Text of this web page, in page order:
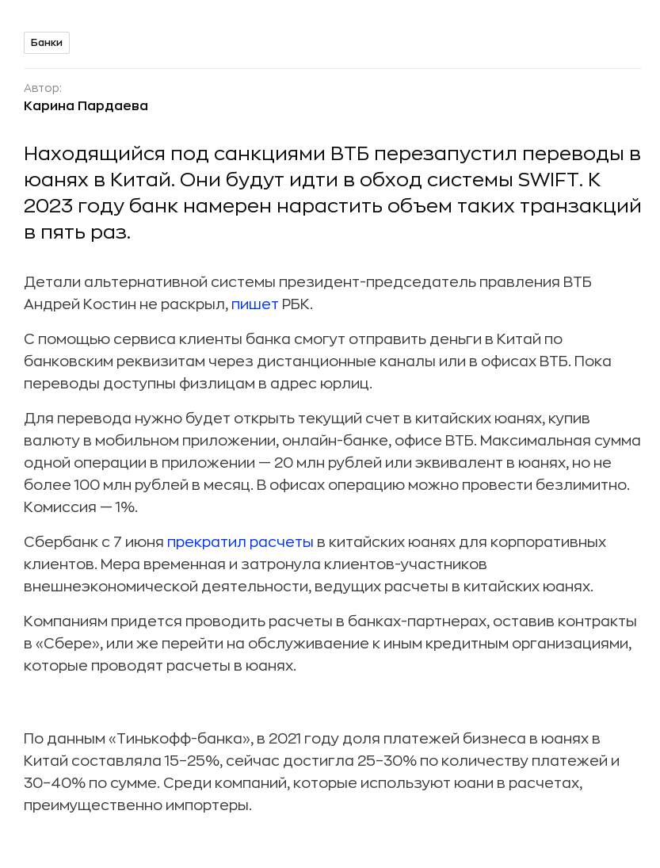
Банки
Автор:
Карина Пардаева
Находящийся под санкциями ВТБ перезапустил переводы в
юанях в Китай. Они будут идти в обход системы SWIFT. К
2023 году банк намерен нарастить объем таких транзакций
в пять раз.
Детали альтернативной системы президент-председатель правления ВТБ
Андрей Костин не раскрыл, пишет РБК.
С помощью сервиса клиенты банка смогут отправить деньги в Китай по
банковским реквизитам через дистанционные каналы или в офисах ВТБ. Пока
переводы доступны физлицам в адрес юрлиц.
Для перевода нужно будет открыть текущий счет в китайских юанях, купив
валюту в мобильном приложении, онлайн-банке, офисе ВТБ. Максимальная сумма
одной операции в приложении — 20 млн рублей или эквивалент в юанях, но не
более 100 млн рублей в месяц. В офисах операцию можно провести безлимитно.
Комиссия — 1%.
Cбербанк с 7 июня прекратил расчеты в китайских юанях для корпоративных
клиентов. Мера временная и затронула клиентов-участников
внешнеэкономической деятельности, ведущих расчеты в китайских юанях.
Компаниям придется проводить расчеты в банках-партнерах, оставив контракты
в «Сбере», или же перейти на обслуживаение к иным кредитным организациями,
которые проводят расчеты в юанях.
По данным «Тинькофф-банка», в 2021 году доля платежей бизнеса в юанях в
Китай составляла 15–25%, сейчас достигла 25–30% по количеству платежей и
30–40% по сумме. Среди компаний, которые используют юани в расчетах,
преимущественно импортеры.